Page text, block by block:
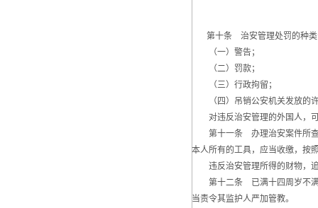
第十条 治安管理处罚的种类
（一）警告；
（二）罚款；
（三）行政拘留；
（四）吊销公安机关发放的
对违反治安管理的外国人，可
第十一条 办理治安案件所查
本人所有的工具，应当收缴，按
违反治安管理所得的财物，追
第十二条 已满十四周岁不满
当责令其监护人严加管教。